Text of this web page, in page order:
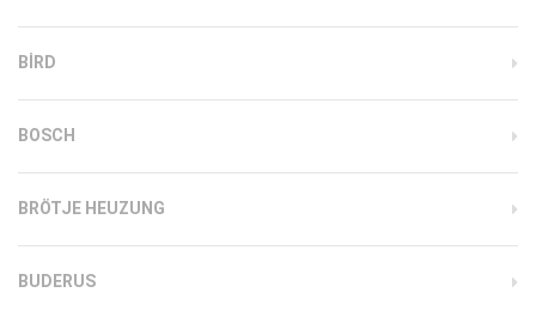
BIRD
BOSCH
BRÖTJE HEUZUNG
BUDERUS